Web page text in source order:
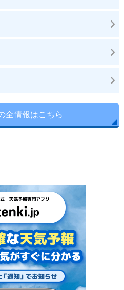
全情報はこちら